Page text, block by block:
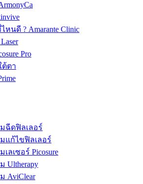
หนดี ? Amarante Clinic
Pro
ต้ตา
ฉีดฟิลเลอร์
แก้ไขฟิลเลอร์
ลเซอร์ Picosure
Ultherapy
AviClear